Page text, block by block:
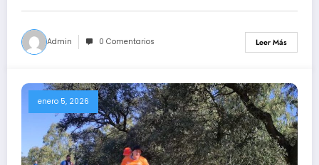
Admin 0 Comentarios Leer Más
enero 5, 2026